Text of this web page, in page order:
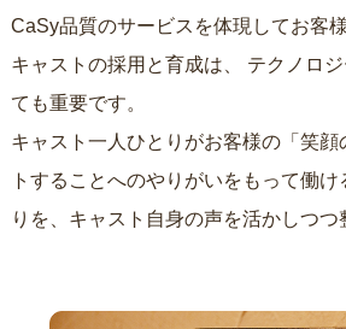
CaSy品質のサービスを体現してお客
キャストの採用と育成は、
ても重要です。
キャスト一人ひとりがお客様の「笑顔
トすることへのやりがいをもって働け
りを、キャスト自身の声を活かしつつ